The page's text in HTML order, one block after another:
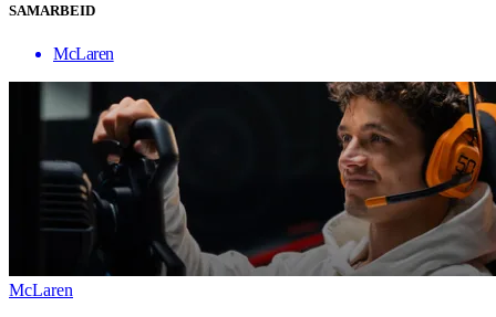
SAMARBEID
McLaren
McLaren